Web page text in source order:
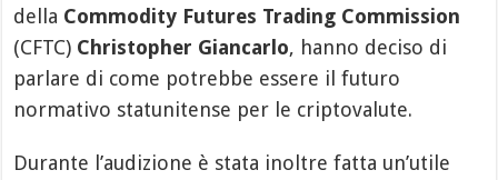
della Commodity Futures Trading Commission
(CFTC) Christopher Giancarlo, hanno deciso di
parlare di come potrebbe essere il futuro
normativo statunitense per le criptovalute.
Durante l’audizione è stata inoltre fatta un’utile